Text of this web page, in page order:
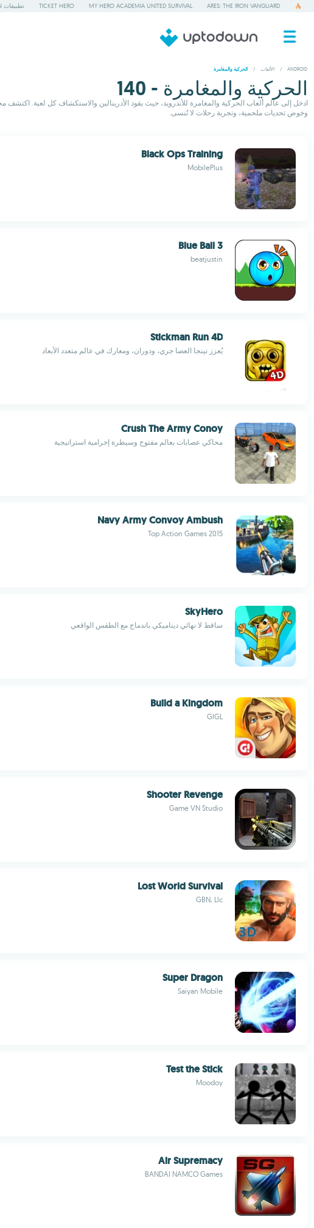
ARES: THE IRON VANGUARD
MY HERO ACADEMIA UNITED SURVIVAL
TICKET HERO تطبيقات VPN
ANDROID
/ الألعاب / الحركية والمغامرة
الحركية والمغامرة - 140
ادخل إلى عالم ألعاب الحركية والمغامرة للأندرويد، حيث يقود الأدرينالين والاستكشاف كل لعبة. اكتشف
وخوض تحديات ملحمية، وتجربة رحلات لا تُنسى.
Black Ops Training
MobilePlus
Blue Ball 3
beatjustin
Stickman Run 4D
يُعزز نينجا العصا جري، ودوران، ومعارك في عالم متعدد الأبعاد
Crush The Army Conoy
محاكي عصابات بعالم مفتوح وسيطرة إجرامية استراتيجية
Navy Army Convoy Ambush
Top Action Games 2015
SkyHero
ساقط لا نهائي ديناميكي باندماج مع الطقس الواقعي
Build a Kingdom
GIGL
Shooter Revenge
Game VN Studio
Lost World Survival
GBN, Llc
Super Dragon
Saiyan Mobile
Test the Stick
Moodoy
Air Supremacy
BANDAI NAMCO Games